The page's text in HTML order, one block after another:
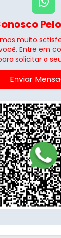
muito
Entre em
solicitar o
Enviar